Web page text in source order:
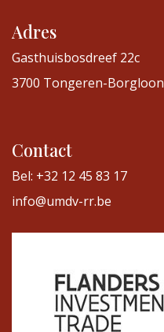
Adres
Gasthuisbosdreef 22c
3700 Tongeren-Borgloon
Contact
Bel: +32 12 45 83 17
info@umdv-rr.be